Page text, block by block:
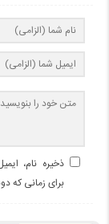
ذخیره نام،
برای زمانی که